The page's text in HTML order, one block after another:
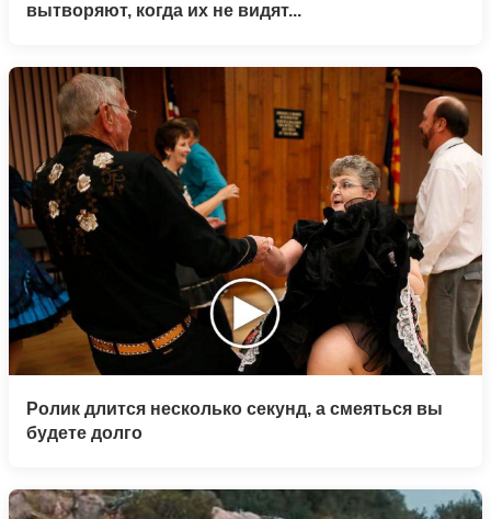
вытворяют, когда их не видят...
Ролик длится несколько секунд, а смеяться вы
будете долго